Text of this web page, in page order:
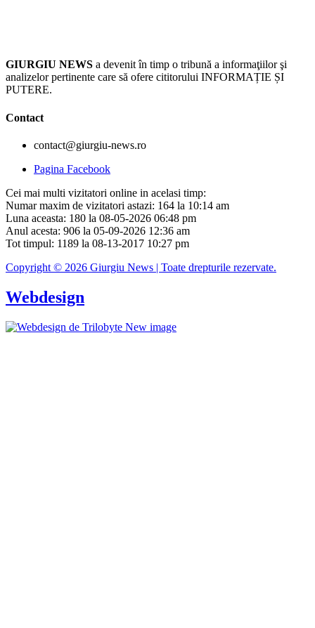
GIURGIU NEWS a devenit în timp o tribună a informaţiilor şi
analizelor pertinente care să ofere cititorului INFORMAȚIE ȘI
PUTERE.
Contact
contact@giurgiu-news.ro
Pagina Facebook
Cei mai multi vizitatori online in acelasi timp:
Numar maxim de vizitatori astazi: 164 la 10:14 am
Luna aceasta: 180 la 08-05-2026 06:48 pm
Anul acesta: 906 la 05-09-2026 12:36 am
Tot timpul: 1189 la 08-13-2017 10:27 pm
Copyright © 2026 Giurgiu News | Toate drepturile rezervate.
Webdesign